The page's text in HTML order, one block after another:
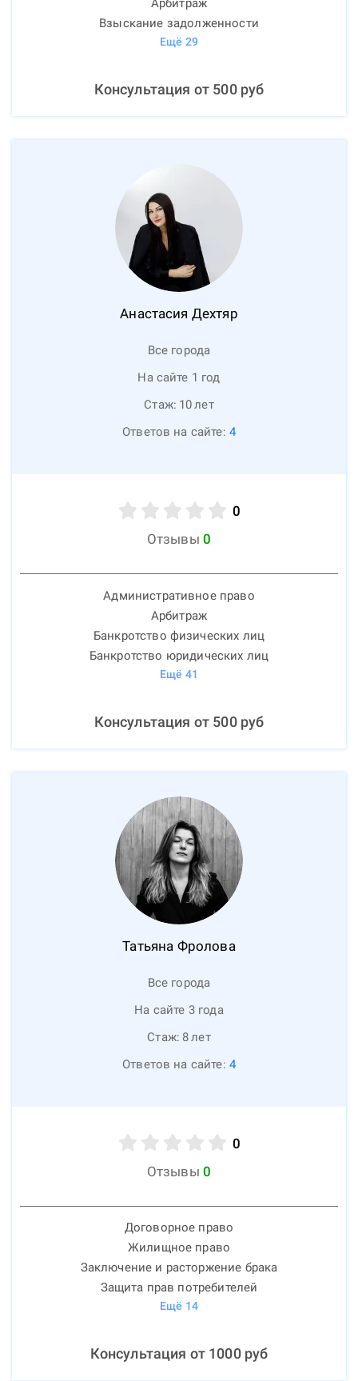
Арбитраж
Взыскание задолженности
Ещё 29
Консультация от 500руб
Анастасия Дехтяр
Все города
На сайте 1 год
Стаж: 10лет
Ответов на сайте: 4
0
Отзывы 0
Административное право
Арбитраж
Банкротство физических лиц
Банкротство юридических лиц
Ещё 41
Консультация от 500руб
Татьяна Фролова
Все города
На сайте 3 года
Стаж: 8лет
Ответов на сайте: 4
0
Отзывы 0
Договорное право
Жилищное право
Заключение и расторжение брака
Защита прав потребителей
Ещё 14
Консультация от 1000руб